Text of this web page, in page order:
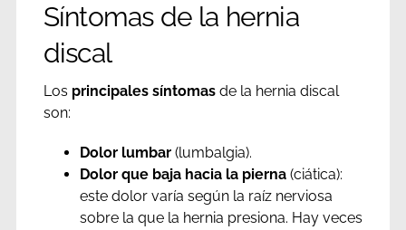
Síntomas de la hernia
discal
Los principales síntomas de la hernia discal
son:
Dolor lumbar(lumbalgia).
Dolor que baja hacia la pierna (ciática):
este dolor varía según la raíz nerviosa
sobre la que la hernia presiona. Hay veces